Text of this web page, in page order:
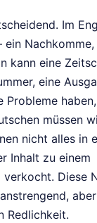
Im
ein
kann eine
eine
Probleme
müssen
nicht alles in
Inhalt zu einem
verkocht. Diese
Redlichkeit.